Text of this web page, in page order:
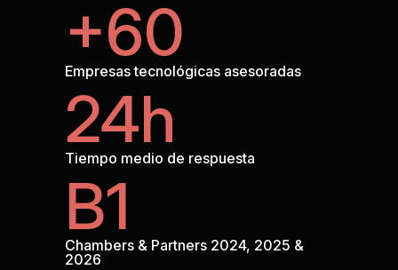
+60
Empresas tecnológicas asesoradas
24h
Tiempo medio de respuesta
B1
Chambers & Partners 2024, 2025 &
2026